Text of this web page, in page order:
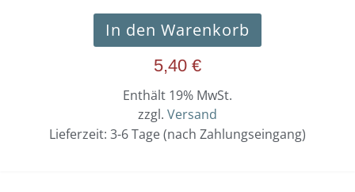
In den Warenkorb
5,40 €
Enthält 19% MwSt.
zzgl. Versand
Lieferzeit: 3-6 Tage (nach Zahlungseingang)